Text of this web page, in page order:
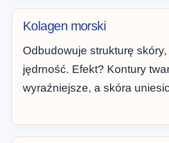
Kolagen morski
Odbudowuje strukturę
jędrność. Efekt? Kontury
wyraźniejsze, a skóra